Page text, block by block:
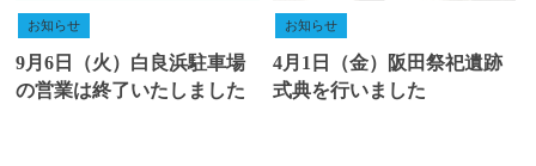
お知らせ
9月6日（火）白良浜駐車場
の営業は終了いたしました
お知らせ
4月1日（金）阪田祭祀遺跡
式典を行いました